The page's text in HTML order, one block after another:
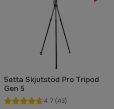
5etta Skjutstöd Pro Tripod
Gen 5
4.7 (43)